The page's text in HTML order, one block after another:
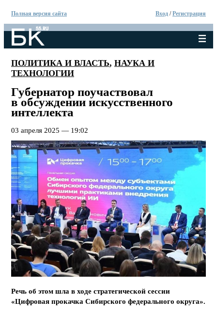
Полная версия сайта Вход /Регистрация
ПОЛИТИКА И ВЛАСТЬ, НАУКА И
ТЕХНОЛОГИИ
Губернатор поучаствовал
в обсуждении искусственного
интеллекта
03 апреля 2025 — 19:02
Речь об этом шла в ходе стратегической сессии
«Цифровая прокачка Сибирского федерального округа».